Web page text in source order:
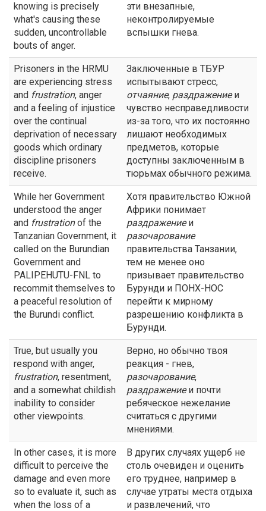
knowing is precisely
what's causing these
sudden, uncontrollable
bouts of anger.
эти внезапные,
неконтролируемые
вспышки гнева.
Prisoners in the HRMU
are experiencing stress
and frustration, anger
and a feeling of injustice
over the continual
deprivation of necessary
goods which ordinary
discipline prisoners
receive.
Заключенные в ТБУР
испытывают стресс,
отчаяние, раздражениеи
чувство несправедливости
из-за того, что их постоянно
лишают необходимых
предметов, которые
доступны заключенным в
тюрьмах обычного режима.
While her Government
understood the anger
and frustrationof the
Tanzanian Government, it
called on the Burundian
Government and
PALIPEHUTU-FNL to
recommit themselves to
a peaceful resolution of
the Burundi conflict.
Хотя правительство Южной
Африки понимает
раздражениеи
разочарование
правительства Танзании,
тем не менее оно
призывает правительство
Бурунди и ПОНХ-НОС
перейти к мирному
разрешению конфликта в
Бурунди.
True, but usually you
respond with anger,
frustration, resentment,
and a somewhat childish
inability to consider
other viewpoints.
Верно, но обычно твоя
реакция - гнев,
разочарование,
раздражениеи почти
ребяческое нежелание
считаться с другими
мнениями.
In other cases, it is more
difficult to perceive the
damage and even more
so to evaluate it, such as
when the loss of a
В других случаях ущерб не
столь очевиден и оценить
его труднее, например в
случае утраты места отдыха
и развлечений, что